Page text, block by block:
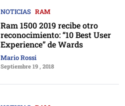
NOTICIAS RAM
Ram 1500 2019 recibe otro
reconocimiento: “10 Best User
Experience” de Wards
Mario Rossi
Septiembre 19 , 2018